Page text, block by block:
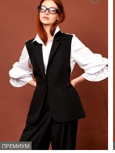
ПРЕМИУМ